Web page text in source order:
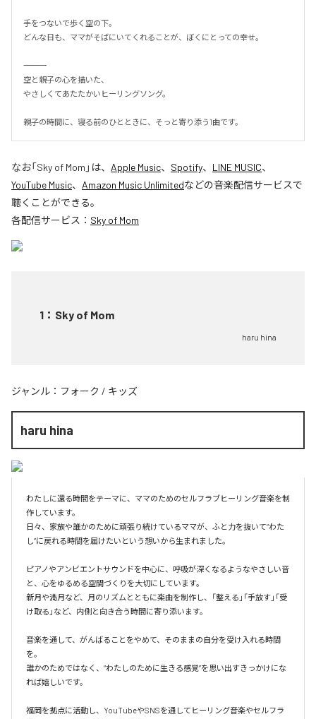
手をつないで歩く空の下。
どんな日も、ママがそばにいてくれることが、ぼくにとっての幸せ。
――――――――――――――
空と親子の心を描いた、
やさしくてあたたかいヒーリングソング。
親子の時間に、寝る前のひとときに、そっと寄り添う1曲です。
なお「Sky of Mom 」は、 Apple Music、 Spotify、 LINE MUSIC、
YouTube Music、 Amazon Music Unlimitedなどの音楽配信サービスで
聴くことができる。
各配信サービス： Sky of Mom
1 ： Sky of Mom
haru hina
ジャンル： フォーク / キッズ
haru hina
わたしに還る時間をテーマに、ママのためのセルフラブヒーリング音楽を制
作しています。
日々、家族や誰かのために頑張り続けているママが、ふと力を抜いて“わた
し”に戻れる時間を届けたいという想いから生まれました。
ピアノやアンビエントサウンドを中心に、呼吸が深くなるようなやさしい音
と、心をゆるめる空間づくりを大切にしています。
新月や満月など、月のリズムとともに楽曲を制作し、「整える」「手放す」「受
け取る」など、内側と向き合う時間に寄り添います。
音楽を通して、がんばることをやめて、そのままの自分を受け入れる時間
を。
誰かのためではなく、“わたしのために生きる感覚”を思い出すきっかけにな
れば嬉しいです。
福岡を拠点に活動し、YouTubeやSNSを通してヒーリング音楽やセルフラ